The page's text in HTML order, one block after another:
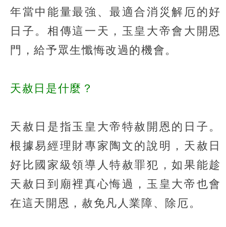
年當中能量最強、最適合消災解厄的好
日子。相傳這一天，玉皇大帝會大開恩
門，給予眾生懺悔改過的機會。
天赦日是什麼？
天赦日是指玉皇大帝特赦開恩的日子。
根據易經理財專家陶文的說明，天赦日
好比國家級領導人特赦罪犯，如果能趁
天赦日到廟裡真心悔過，玉皇大帝也會
在這天開恩，赦免凡人業障、除厄。